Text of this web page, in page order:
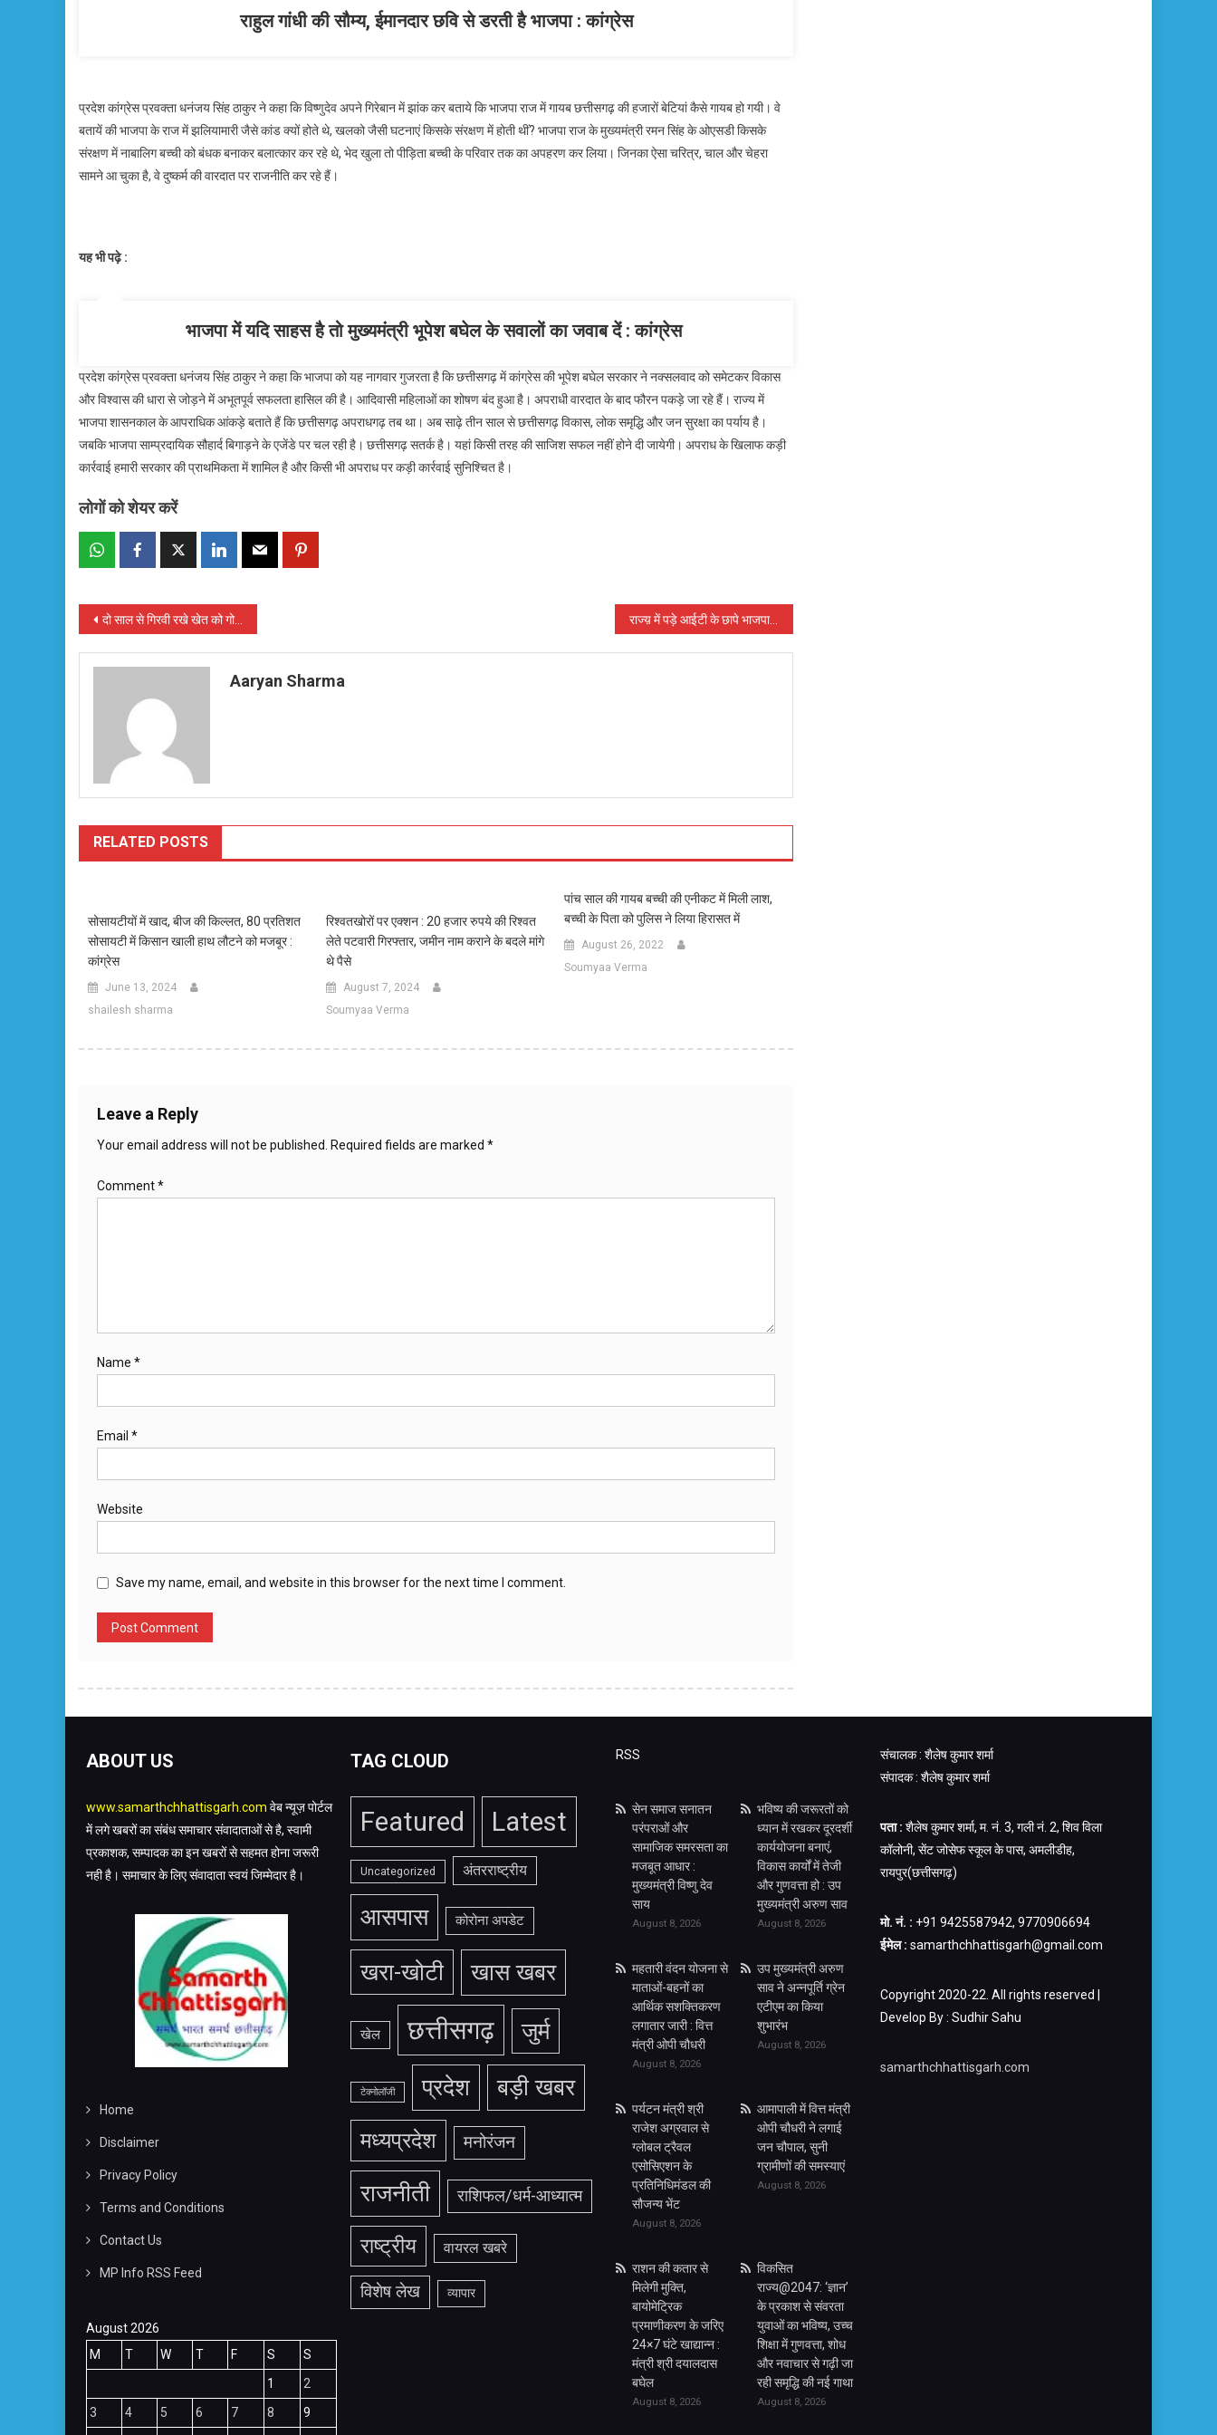
राहुल गांधी की सौम्य, ईमानदार छवि से डरती है भाजपा : कांग्रेस
प्रदेश कांग्रेस प्रवक्ता धनंजय सिंह ठाकुर ने कहा कि विष्णुदेव अपने गिरेबान में झांक कर बताये कि भाजपा राज में गायब छत्तीसगढ़ की हजारों बेटियां कैसे गायब हो गयी। वे
बतायें की भाजपा के राज में झलियामारी जैसे कांड क्यों होते थे, खलको जैसी घटनाएं किसके संरक्षण में होती थीं? भाजपा राज के मुख्यमंत्री रमन सिंह के ओएसडी किसके
संरक्षण में नाबालिग बच्ची को बंधक बनाकर बलात्कार कर रहे थे, भेद खुला तो पीड़िता बच्ची के परिवार तक का अपहरण कर लिया। जिनका ऐसा चरित्र, चाल और चेहरा
सामने आ चुका है, वे दुष्कर्म की वारदात पर राजनीति कर रहे हैं।
यह भी पढ़े :
भाजपा में यदि साहस है तो मुख्यमंत्री भूपेश बघेल के सवालों का जवाब दें : कांग्रेस
प्रदेश कांग्रेस प्रवक्ता धनंजय सिंह ठाकुर ने कहा कि भाजपा को यह नागवार गुजरता है कि छत्तीसगढ़ में कांग्रेस की भूपेश बघेल सरकार ने नक्सलवाद को समेटकर विकास
और विश्वास की धारा से जोड़ने में अभूतपूर्व सफलता हासिल की है। आदिवासी महिलाओं का शोषण बंद हुआ है। अपराधी वारदात के बाद फौरन पकड़े जा रहे हैं। राज्य में
भाजपा शासनकाल के आपराधिक आंकड़े बताते हैं कि छत्तीसगढ़ अपराधगढ़ तब था। अब साढ़े तीन साल से छत्तीसगढ़ विकास, लोक समृद्धि और जन सुरक्षा का पर्याय है।
जबकि भाजपा साम्प्रदायिक सौहार्द बिगाड़ने के एजेंडे पर चल रही है। छत्तीसगढ़ सतर्क है। यहां किसी तरह की साजिश सफल नहीं होने दी जायेगी। अपराध के खिलाफ कड़ी
कार्रवाई हमारी सरकार की प्राथमिकता में शामिल है और किसी भी अपराध पर कड़ी कार्रवाई सुनिश्चित है।
लोगों को शेयर करें
Post
navigation
दो साल से गिरवी रखे खेत को गोधन न्याय योजना से मिले पैसे की मदद से छुड़ाया राज्य़ में पड़े आईटी के छापे भाजपा के देशव्यापी राजनैतिक अभियान का हिस्सा है : कांग्रेस
Aaryan Sharma
RELATED POSTS
सोसायटीयों में खाद, बीज की किल्लत, 80 प्रतिशत
सोसायटी में किसान खाली हाथ लौटने को मजबूर :
कांग्रेस
June 13, 2024
shailesh sharma
रिश्वतखोरों पर एक्शन : 20 हजार रुपये की रिश्वत
लेते पटवारी गिरफ्तार, जमीन नाम कराने के बदले मांगे
थे पैसे
August 7, 2024
Soumyaa Verma
पांच साल की गायब बच्ची की एनीकट में मिली लाश,
बच्ची के पिता को पुलिस ने लिया हिरासत में
August 26, 2022
Soumyaa Verma
Leave a Reply
Your email address will not be published. Required fields are marked *
Comment*
Name *
Email *
Website
Save my name, email, and website in this browser for the next time I comment.
ABOUT US
www.samarthchhattisgarh.com वेब न्यूज़ पोर्टल
में लगे खबरों का संबंध समाचार संवादाताओं से है, स्वामी
प्रकाशक, सम्पादक का इन खबरों से सहमत होना जरूरी
नही है। समाचार के लिए संवादाता स्वयं जिम्मेदार है।
Home
Disclaimer
Privacy Policy
Terms and Conditions
Contact Us
MP Info RSS Feed
August 2026
M
T W T F S
S
1
2
3
4 5 6 7 8
9
TAG CLOUD
Featured Latest
Uncategorized अंतरराष्ट्रीय
आसपास कोरोना अपडेट
खरा-खोटी खास खबर
खेल छत्तीसगढ़ जुर्म
टेक्नोलॉजी प्रदेश बड़ी खबर
मध्यप्रदेश मनोरंजन
राजनीती राशिफल/धर्म-आध्यात्म
राष्ट्रीय वायरल खबरे
विशेष लेख व्यापार
RSS
सेन समाज सनातन
परंपराओं और
सामाजिक समरसता का
मजबूत आधार :
मुख्यमंत्री विष्णु देव
साय
August 8, 2026
भविष्य की जरूरतों को
ध्यान में रखकर दूरदर्शी
कार्ययोजना बनाएं,
विकास कार्यों में तेजी
और गुणवत्ता हो : उप
मुख्यमंत्री अरुण साव
August 8, 2026
महतारी वंदन योजना से
माताओं-बहनों का
आर्थिक सशक्तिकरण
लगातार जारी : वित्त
मंत्री ओपी चौधरी
August 8, 2026
उप मुख्यमंत्री अरुण
साव ने अन्नपूर्ति ग्रेन
एटीएम का किया
शुभारंभ
August 8, 2026
पर्यटन मंत्री श्री
राजेश अग्रवाल से
ग्लोबल ट्रैवल
एसोसिएशन के
प्रतिनिधिमंडल की
सौजन्य भेंट
August 8, 2026
आमापाली में वित्त मंत्री
ओपी चौधरी ने लगाई
जन चौपाल, सुनी
ग्रामीणों की समस्याएं
August 8, 2026
राशन की कतार से
मिलेगी मुक्ति,
बायोमेट्रिक
प्रमाणीकरण के जरिए
24×7 घंटे खाद्यान्न :
मंत्री श्री दयालदास
बघेल
August 8, 2026
विकसित
राज्य@2047: ‘ज्ञान’
के प्रकाश से संवरता
युवाओं का भविष्य, उच्च
शिक्षा में गुणवत्ता, शोध
और नवाचार से गढ़ी जा
रही समृद्धि की नई गाथा
August 8, 2026
संचालक : शैलेष कुमार शर्मा
संपादक : शैलेष कुमार शर्मा
पता : शैलेष कुमार शर्मा, म. नं. 3, गली नं. 2, शिव विला
कॉलोनी, सेंट जोसेफ स्कूल के पास, अमलीडीह,
रायपुर(छत्तीसगढ़)
मो. नं. : +91 9425587942, 9770906694
ईमेल : samarthchhattisgarh@gmail.com
Copyright 2020-22. All rights reserved |
Develop By : Sudhir Sahu
samarthchhattisgarh.com